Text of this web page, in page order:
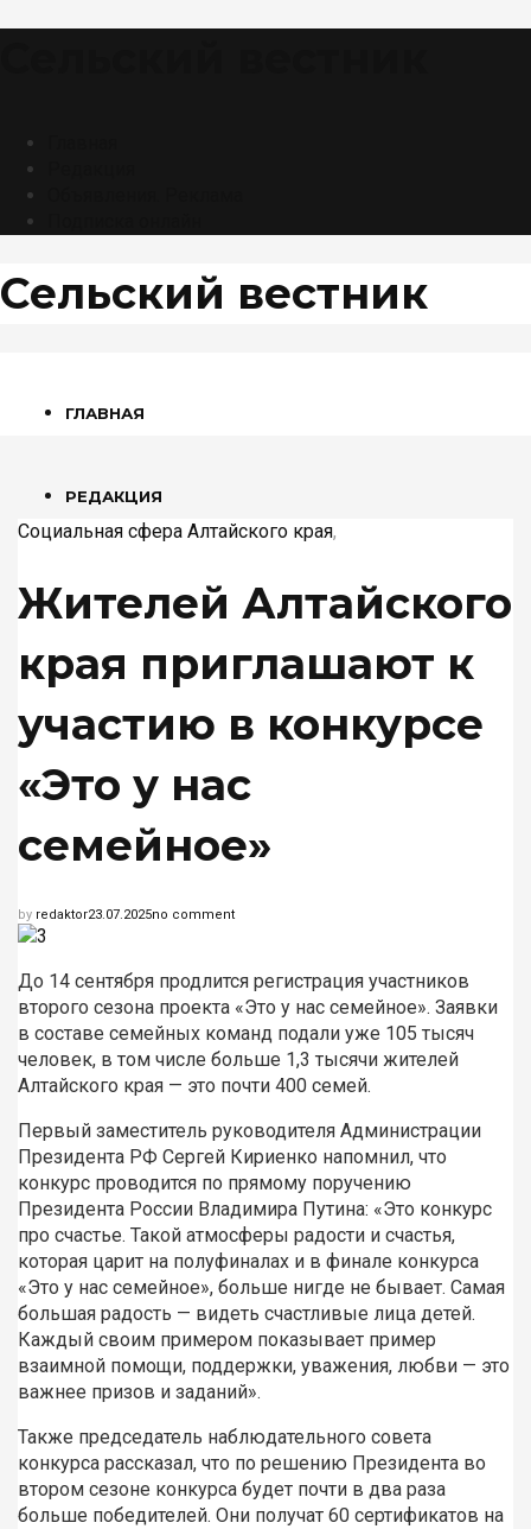
Сельский вестник
ГЛАВНАЯ
РЕДАКЦИЯ
ПОДПИСКА ОНЛАЙН
Социальная сфера Алтайского края,
Жителей Алтайского
края приглашают к
участию в конкурсе
«Это у нас
семейное»
by redaktor23.07.2025no comment
До 14 сентября продлится регистрация участников
второго сезона проекта «Это у нас семейное». Заявки
в составе семейных команд подали уже 105 тысяч
человек, в том числе больше 1,3 тысячи жителей
Алтайского края — это почти 400 семей.
Первый заместитель руководителя Администрации
Президента РФ Сергей Кириенко напомнил, что
конкурс проводится по прямому поручению
Президента России Владимира Путина: «Это конкурс
про счастье. Такой атмосферы радости и счастья,
которая царит на полуфиналах и в финале конкурса
«Это у нас семейное», больше нигде не бывает. Самая
большая радость — видеть счастливые лица детей.
Каждый своим примером показывает пример
взаимной помощи, поддержки, уважения, любви — это
важнее призов и заданий».
Также председатель наблюдательного совета
конкурса рассказал, что по решению Президента во
втором сезоне конкурса будет почти в два раза
больше победителей. Они получат 60 сертификатов на